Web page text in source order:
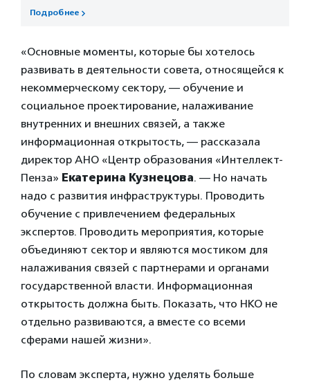
Подробнее
«Основные моменты, которые бы хотелось
развивать в деятельности совета, относящейся к
некоммерческому сектору, — обучение и
социальное проектирование, налаживание
внутренних и внешних связей, а также
информационная открытость, — рассказала
директор АНО «Центр образования «Интеллект-
Пенза» Екатерина Кузнецова. — Но начать
надо с развития инфраструктуры. Проводить
обучение с привлечением федеральных
экспертов. Проводить мероприятия, которые
объединяют сектор и являются мостиком для
налаживания связей с партнерами и органами
государственной власти. Информационная
открытость должна быть. Показать, что НКО не
отдельно развиваются, а вместе со всеми
сферами нашей жизни».
По словам эксперта, нужно уделять больше